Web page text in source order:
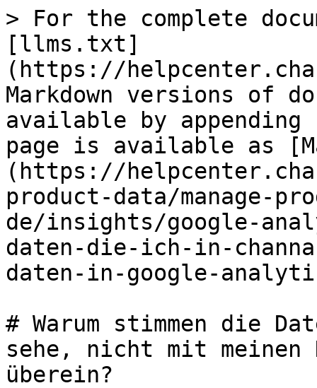
> For the complete
[llms.txt]
(https://
Markdown versions of
available by
page is available as
(https://
product-data/manage-
de/insights/google-
daten-die-ich-in-
daten-in-google-
# Warum stimmen die
sehe, nicht mit meinen
überein?